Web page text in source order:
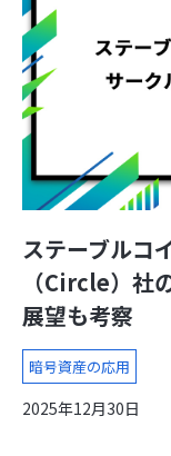
ステーブルコ
（Circle）社
展望も考察
暗号資産の応用
2025年12月30日